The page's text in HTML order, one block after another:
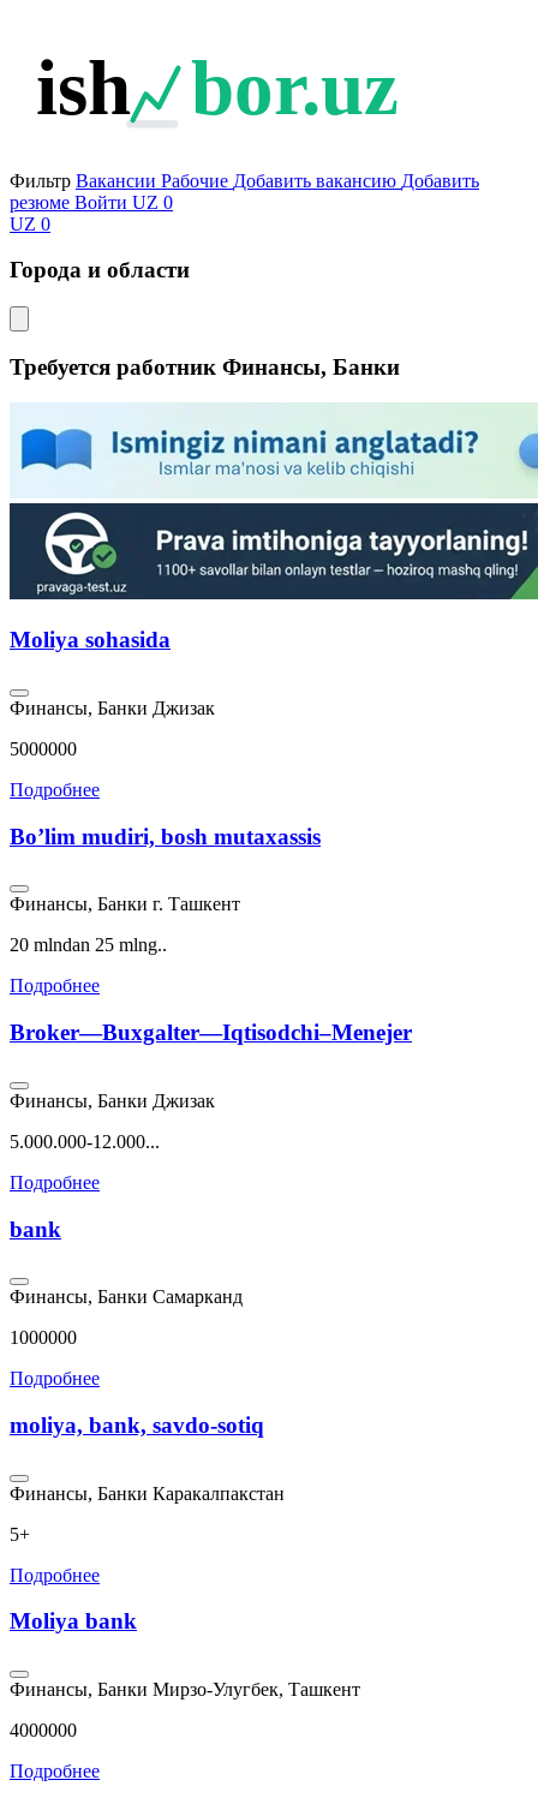
ish bor.uz
Фильтр Вакансии Рабочие Добавить вакансию Добавить
резюме Войти UZ 0
UZ 0
Города и области
Требуется работник Финансы, Банки
Moliya sohasida
Финансы, Банки Джизак
5000000
Подробнее
Bo’lim mudiri, bosh mutaxassis
Финансы, Банки г. Ташкент
20 mlndan 25 mlng..
Подробнее
Broker​—Buxgalter—Iqtisodchi–Menejer
Финансы, Банки Джизак
5.000.000-12.000...
Подробнее
bank
Финансы, Банки Самарканд
1000000
Подробнее
moliya, bank, savdo-sotiq
Финансы, Банки Каракалпакстан
5+
Подробнее
Moliya bank
Финансы, Банки Мирзо-Улугбек, Ташкент
4000000
Подробнее